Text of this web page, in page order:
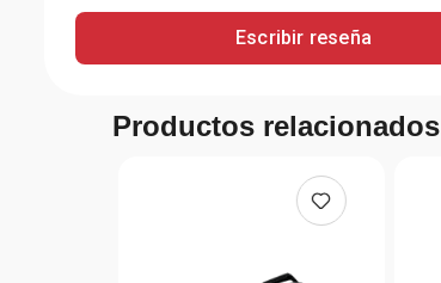
Escribir reseña
Productos relacionados